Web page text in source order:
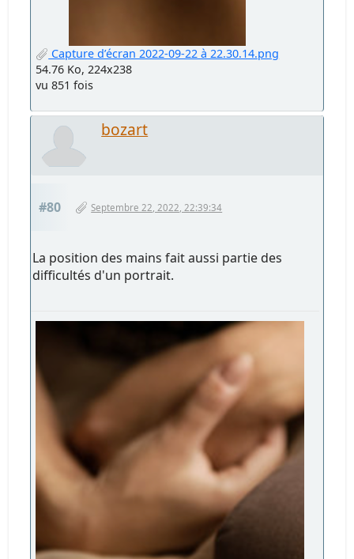
Capture d’écran 2022-09-22 à 22.30.14.png
54.76 Ko, 224x238
vu 851 fois
bozart
#80 Septembre 22, 2022, 22:39:34
La position des mains fait aussi partie des
difficultés d'un portrait.